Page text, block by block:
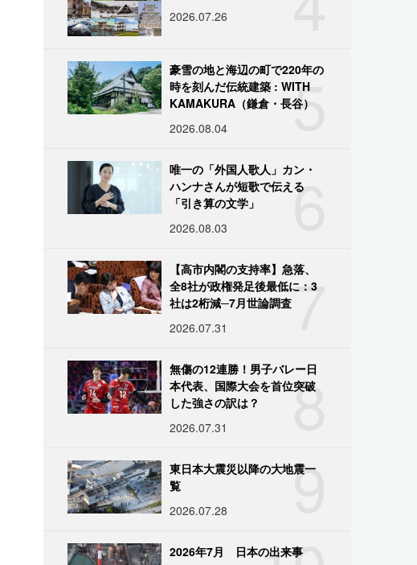
2026.07.26
5
豪雪の地と海辺の町で220年の
時を刻んだ伝統建築 : WITH
KAMAKURA（鎌倉・長谷）
2026.08.04
6
唯一の「外国人歌人」カン・
ハンナさんが短歌で伝える
「引き算の文学」
2026.08.03
7
【高市内閣の支持率】急落、
全8社が政権発足後最低に：3
社は2桁減─7月世論調査
2026.07.31
8
無傷の12連勝！男子バレー日
本代表、国際大会を首位突破
した強さの訳は？
2026.07.31
9
東日本大震災以降の大地震一
覧
2026.07.28
2026年7月 日本の出来事